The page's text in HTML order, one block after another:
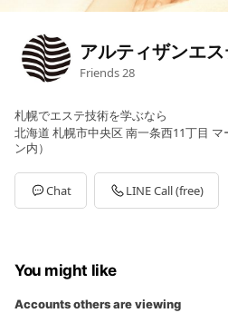
アルティザンエ
Friends28
札幌でエステ技術を学ぶなら
北海道 札幌市中央区 南一条西11丁目
ン内）
Chat LINE Call (free)
You might like
Accounts others are viewing